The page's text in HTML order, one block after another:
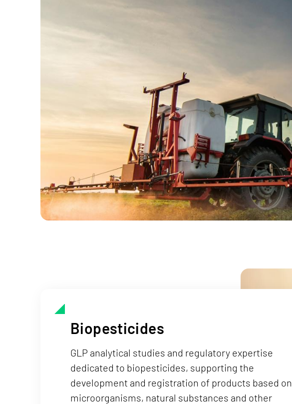
Biopesticides
GLP analytical studies and regulatory expertise
dedicated to biopesticides, supporting the
development and registration of products based on
microorganisms, natural substances and other